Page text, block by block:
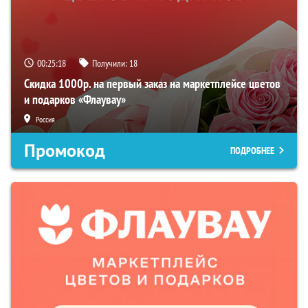
00:25:17 Получили: 18
Скидка 1000р. на первый заказ на маркетплейсе цветов
и подарков «Флаувау»
Россия
Промокод ПОДРОБНЕЕ